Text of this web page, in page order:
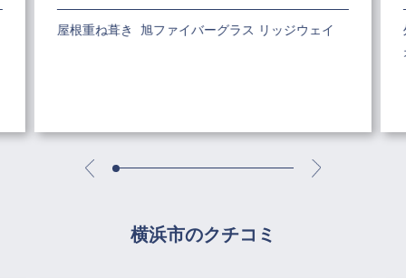
屋根重ね葺き 旭ファイバーグラス リッジウェイ
横浜市のクチコミ